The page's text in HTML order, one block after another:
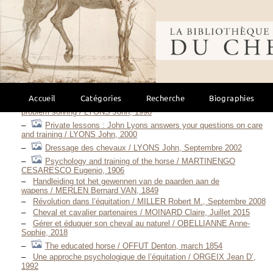
Bibliothèque
Accueil Catégories Recherche Biographies
Les chevaux ne mentent jamais — 2011 / IRWIN Chris, Avril 2011
Danse avec ton cheval d’ombre / IRWIN Chris, 2015
Horse Brain, Human Brain / JONES Janet L., 2020
Cerveau équin, cerveau humain / JONES Janet L., 2024
Travailler son cheval selon les principes de
l’apprentissage / LANSADE Léa, Juillet 2015
Lyons on horses — 1991 / LYONS John, 1991
Communication through the reins for english riding / LYONS John,
Communicating with cues : the rider’s guide to training and
problem solving / LYONS John, 1998
Private lessons : John Lyons answers your questions on care
and training / LYONS John, 2000
Dressage des chevaux / LYONS John, Septembre 2002
Psychology and training of the horse / MARTINENGO
CESARESCO Eugenio, 1906
Handleiding tot het gewennen van de paarden aan de
wapens / MERLEN Bernard VAN, 1849
Révolution dans l’équitation / MILLER Robert M., Septembre 2008
Cheval et cavalier partenaires / MOINARD Claire, Juillet 2015
Gérer et éduquer son cheval au naturel / OBELLIANNE Anne-
Sophie, 2018
The educated horse / OFFUT Denton, march 1854
Une approche psychologique de l’équitation / ORGEIX Jean D’,
1992